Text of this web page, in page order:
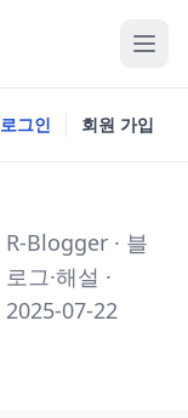
로그인 회원 가입
R-Blogger · 블
로그·해설 ·
2025-07-22